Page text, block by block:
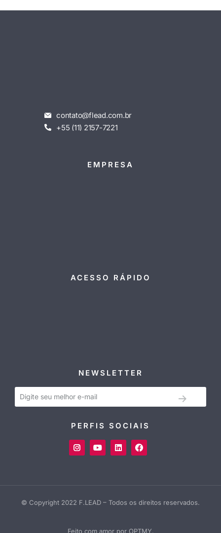
contato@flead.com.br
+55 (11) 2157-7221
EMPRESA
ACESSO RÁPIDO
NEWSLETTER
PERFIS SOCIAIS
© Copyright 2022 F.LEAD – Todos os direitos reservados.
Feito com amor por OPTMY.